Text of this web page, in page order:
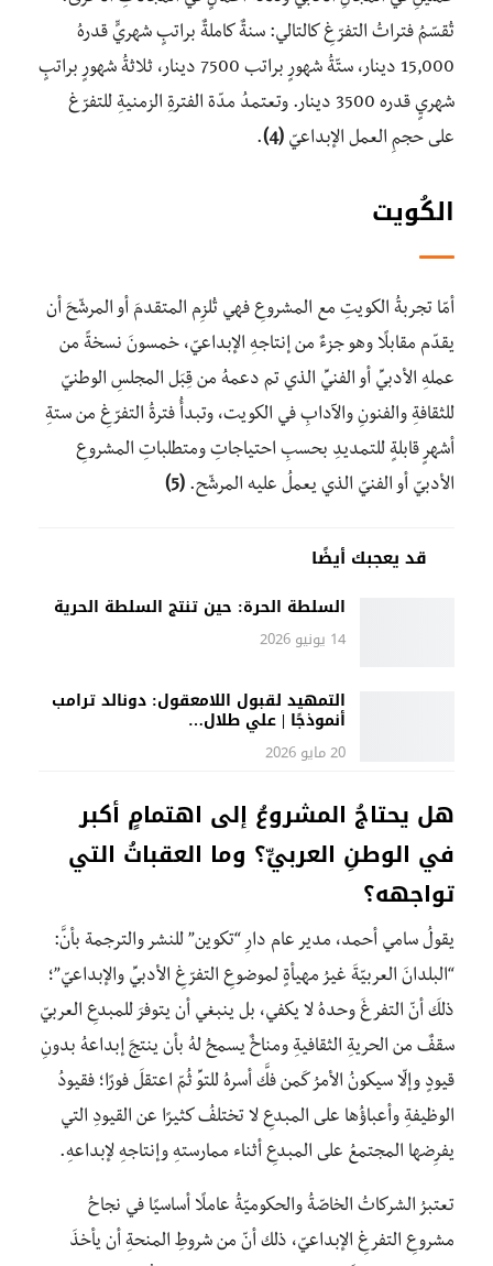
تُقسّمُ فتراتُ التفرّغِ كالتالي: سنةٌ كاملةٌ براتبٍ شهريٍّ قدرهُ
15,000 دينار، ستّةُ شهورٍ براتب 7500 دينار، ثلاثةُ شهورٍ براتبٍ
شهريٍ قدره 3500 دينار. وتعتمدُ مدّة الفترةِ الزمنيةِ للتفرّغ
على حجمِ العمل الإبداعيّ (4)
.
الكُويت
أمّا تجربةُ الكويتِ مع المشروعِ فهي تُلزِم المتقدمَ أو المرشّحَ أن
يقدّم مقابلًا وهو جزءٌ من إنتاجهِ الإبداعيّ، خمسونَ نسخةً من
عملهِ الأدبيِّ أو الفنيِّ الذي تم دعمهُ من قِبَل المجلسِ الوطنيّ
للثقافةِ والفنونِ والآدابِ في الكويت، وتبدأُ فترةُ التفرّغِ من ستةِ
أشهرٍ قابلةٍ للتمديدِ بحسبِ احتياجاتِ ومتطلباتِ المشروعِ
الأدبيّ أو الفنيّ الذي يعملُ عليه المرشّح. (5)
قد يعجبك أيضًا
السلطة الحرة: حين تنتج السلطة الحرية
14 يونيو 2026
التمهيد لقبول اللامعقول: دونالد ترامب
أنموذجًا | علي طلال…
20 مايو 2026
هل يحتاجُ المشروعُ إلى اهتمامٍ أكبر
في الوطنِ العربيِّ؟ وما العقباتُ التي
تواجهه؟
يقولُ سامي أحمد، مدير عام دارِ “تكوين” للنشر والترجمة بأنَّ:
“البلدانَ العربيّةَ غيرُ مهيأةٍ لموضوعِ التفرّغِ الأدبيِّ والإبداعيّ”؛
ذلكَ أنّ التفرغَ وحدهُ لا يكفي، بل ينبغي أن يتوفرَ للمبدعِ العربيّ
سقفٌ من الحريةِ الثقافيةِ ومناخٌ يسمحُ لهُ بأن ينتجَ إبداعهُ بدونِ
قيودٍ وإلّا سيكونُ الأمرُ كَمن فكَّ أسرهُ للتوِّ ثُمّ اعتقلَ فورًا؛ فقيودُ
الوظيفةِ وأعباؤُها على المبدعِ لا تختلفُ كثيرًا عن القيودِ التي
يفرِضها المجتمعُ على المبدعِ أثناء ممارستهِ وإنتاجهِ لإبداعهِ.
تعتبرُ الشركاتُ الخاصّةُ والحكوميّةُ عاملًا أساسيًا في نجاحُ
مشروعِ التفرغِ الإبداعيّ، ذلك أنّ من شروطِ المنحةِ أن يأخذَ